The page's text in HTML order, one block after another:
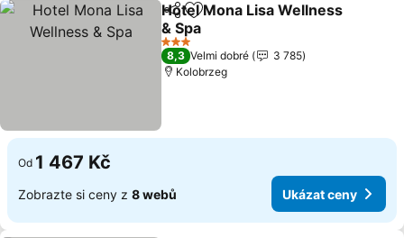
SdíletPřidat na seznam oblíbených
Hotel Mona Lisa Wellness
& Spa
Ukázat ceny
3 Počet hvězdiček
8,3 Velmi dobré
3 785
Kolobrzeg
Od 1 467 Kč
Zobrazte si ceny z 8 webů Ukázat ceny